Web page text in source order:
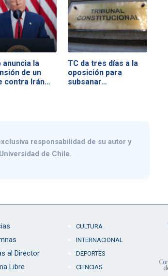
anuncia la
de un
contra Irán…
TC da tres días a la
oposición para
subsanar…
responsabilidad de su autor y
de Chile.
al Director
Libre
CULTURA
INTERNACIONAL
DEPORTES
CIENCIAS